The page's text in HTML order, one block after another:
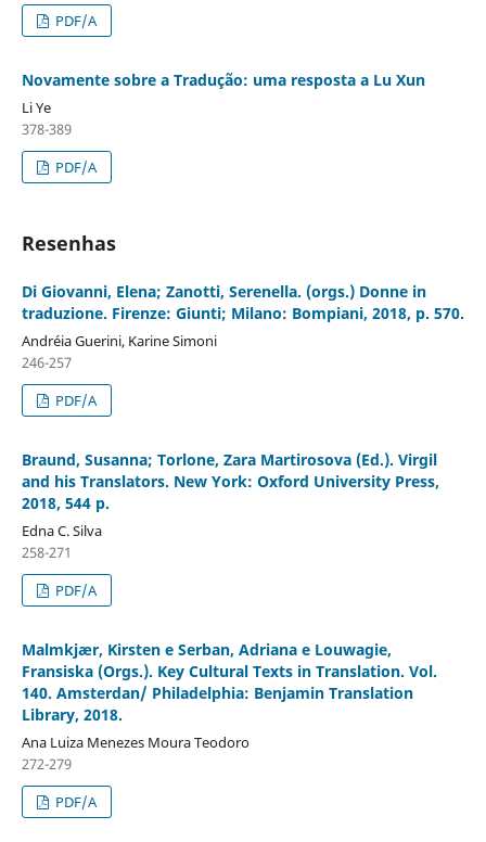
PDF/A
Novamente sobre a Tradução: uma resposta a Lu Xun
Li Ye
378-389
PDF/A
Resenhas
Di Giovanni, Elena; Zanotti, Serenella. (orgs.) Donne in
traduzione. Firenze: Giunti; Milano: Bompiani, 2018, p. 570.
Andréia Guerini, Karine Simoni
246-257
PDF/A
Braund, Susanna; Torlone, Zara Martirosova (Ed.). Virgil
and his Translators. New York: Oxford University Press,
2018, 544 p.
Edna C. Silva
258-271
PDF/A
Malmkjær, Kirsten e Serban, Adriana e Louwagie,
Fransiska (Orgs.). Key Cultural Texts in Translation. Vol.
140. Amsterdan/ Philadelphia: Benjamin Translation
Library, 2018.
Ana Luiza Menezes Moura Teodoro
272-279
PDF/A